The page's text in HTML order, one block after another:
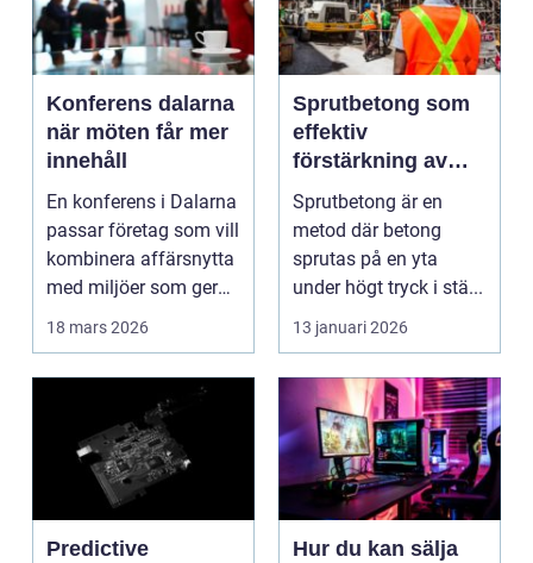
Konferens dalarna
när möten får mer
innehåll
En konferens i Dalarna
passar företag som vill
kombinera affärsnytta
med miljöer som ger
lugn, fokus...
18 mars 2026
Sprutbetong som
effektiv
förstärkning av
berg och betong
Sprutbetong är en
metod där betong
sprutas på en yta
under högt tryck i stä...
13 januari 2026
Predictive
Hur du kan sälja